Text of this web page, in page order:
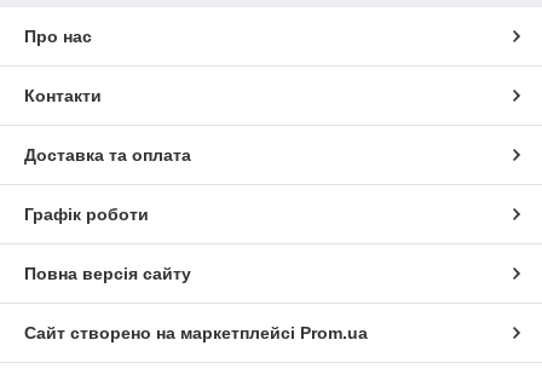
Про нас
Контакти
Доставка та оплата
Графік роботи
Повна версія сайту
Сайт створено на маркетплейсі Prom.ua